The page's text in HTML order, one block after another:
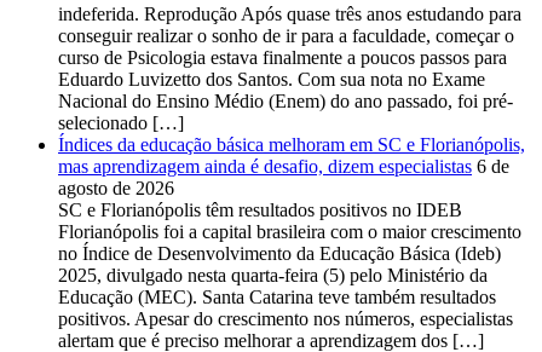
indeferida. Reprodução Após quase três anos estudando para
conseguir realizar o sonho de ir para a faculdade, começar o
curso de Psicologia estava finalmente a poucos passos para
Eduardo Luvizetto dos Santos. Com sua nota no Exame
Nacional do Ensino Médio (Enem) do ano passado, foi pré-
selecionado […]
Índices da educação básica melhoram em SC e Florianópolis,
mas aprendizagem ainda é desafio, dizem especialistas 6 de
agosto de 2026
SC e Florianópolis têm resultados positivos no IDEB
Florianópolis foi a capital brasileira com o maior crescimento
no Índice de Desenvolvimento da Educação Básica (Ideb)
2025, divulgado nesta quarta-feira (5) pelo Ministério da
Educação (MEC). Santa Catarina teve também resultados
positivos. Apesar do crescimento nos números, especialistas
alertam que é preciso melhorar a aprendizagem dos […]